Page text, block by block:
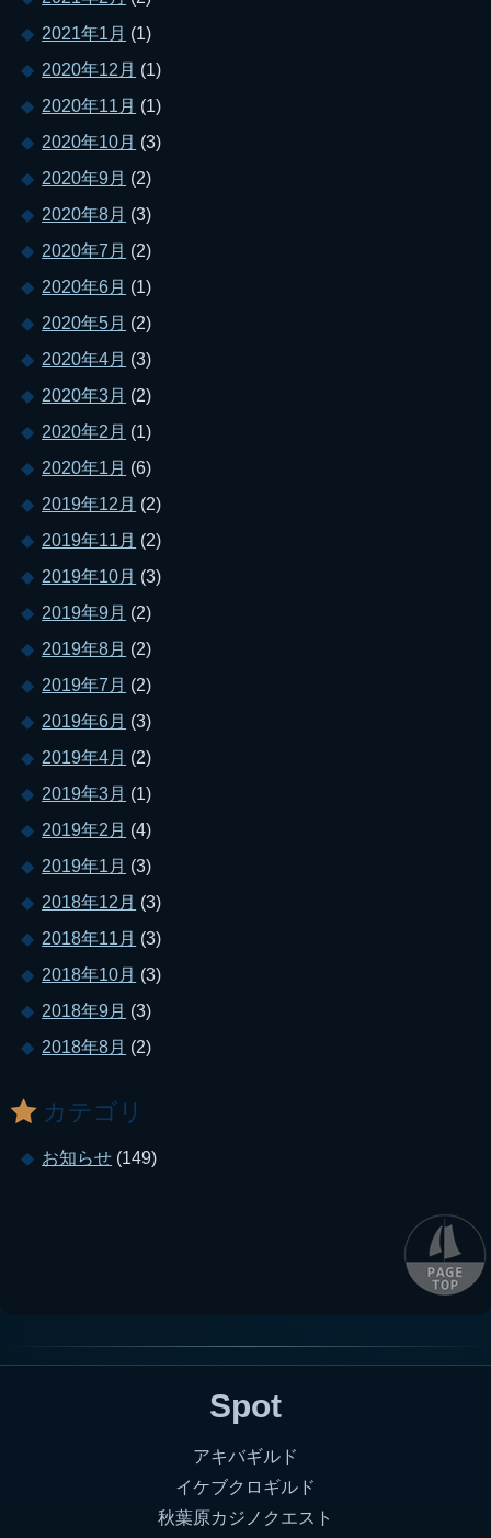
2021年1月 (1)
2020年12月 (1)
2020年11月 (1)
2020年10月 (3)
2020年9月 (2)
2020年8月 (3)
2020年7月 (2)
2020年6月 (1)
2020年5月 (2)
2020年4月 (3)
2020年3月 (2)
2020年2月 (1)
2020年1月 (6)
2019年12月 (2)
2019年11月 (2)
2019年10月 (3)
2019年9月 (2)
2019年8月 (2)
2019年7月 (2)
2019年6月 (3)
2019年4月 (2)
2019年3月 (1)
2019年2月 (4)
2019年1月 (3)
2018年12月 (3)
2018年11月 (3)
2018年10月 (3)
2018年9月 (3)
2018年8月 (2)
カテゴリ
お知らせ (149)
Spot
アキバギルド
イケブクロギルド
秋葉原カジノクエスト